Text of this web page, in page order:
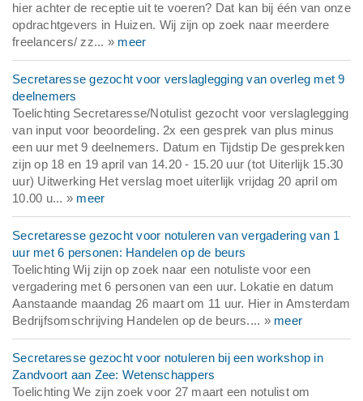
hier achter de receptie uit te voeren? Dat kan bij één van onze
opdrachtgevers in Huizen. Wij zijn op zoek naar meerdere
freelancers/ zz... » meer
Secretaresse gezocht voor verslaglegging van overleg met 9
deelnemers
Toelichting Secretaresse/Notulist gezocht voor verslaglegging
van input voor beoordeling. 2x een gesprek van plus minus
een uur met 9 deelnemers. Datum en Tijdstip De gesprekken
zijn op 18 en 19 april van 14.20 - 15.20 uur (tot Uiterlijk 15.30
uur) Uitwerking Het verslag moet uiterlijk vrijdag 20 april om
10.00 u... » meer
Secretaresse gezocht voor notuleren van vergadering van 1
uur met 6 personen: Handelen op de beurs
Toelichting Wij zijn op zoek naar een notuliste voor een
vergadering met 6 personen van een uur. Lokatie en datum
Aanstaande maandag 26 maart om 11 uur. Hier in Amsterdam
Bedrijfsomschrijving Handelen op de beurs.... » meer
Secretaresse gezocht voor notuleren bij een workshop in
Zandvoort aan Zee: Wetenschappers
Toelichting We zijn zoek voor 27 maart een notulist om